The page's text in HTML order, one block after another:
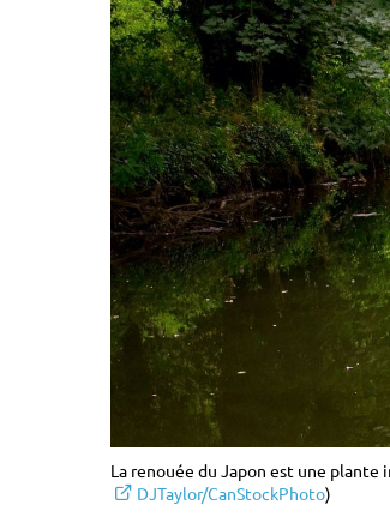
La renouée du Japon est une plante
DJTaylor/CanStockPhoto)